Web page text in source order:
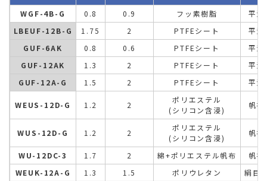
WGF-4B-G 0.8 0.9 フッ素樹脂
平滑
LBEUF-12B-G
1.75 2 PTFEシート
平滑
GUF-6AK
0.8 0.6 PTFEシート
平滑
GUF-12AK
1.3 2 PTFEシート
平滑
GUF-12A-G
1.5 2 PTFEシート 平滑
WEUS-12D-G 1.2 2
ポリエステル
(シリコン含浸)
帆布
WUS-12D-G 1.2 2
ポリエステル
(シリコン含浸)
帆布
WU-12DC-3 1.7 2 綿+ポリエステル帆布
帆布
WEUK-12A-G
1.3 1.5 ポリウレタン
絹目